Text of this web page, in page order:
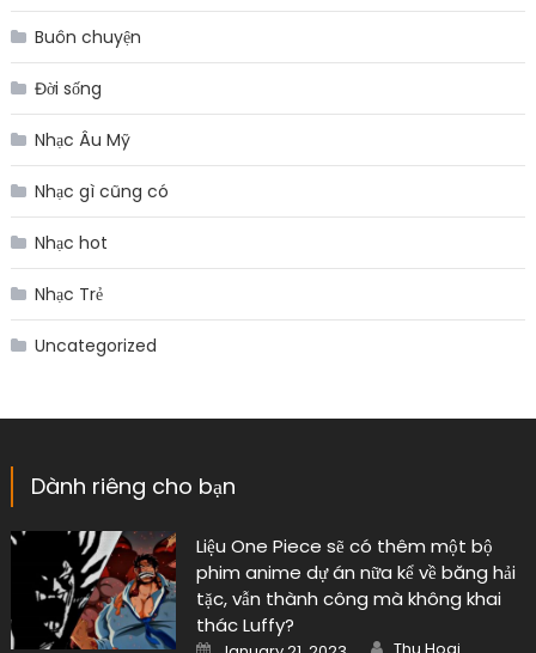
Buôn chuyện
Đời sống
Nhạc Âu Mỹ
Nhạc gì cũng có
Nhạc hot
Nhạc Trẻ
Uncategorized
Dành riêng cho bạn
Liệu One Piece sẽ có thêm một bộ
phim anime dự án nữa kể về băng hải
tặc, vẫn thành công mà không khai
thác Luffy?
Posted Author